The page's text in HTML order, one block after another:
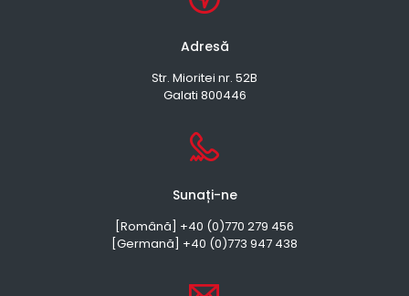
Adresă
Str. Mioritei nr. 52B
Galati 800446
Sunați-ne
[Română] +40 (0)770 279 456
[Germană] +40 (0)773 947 438